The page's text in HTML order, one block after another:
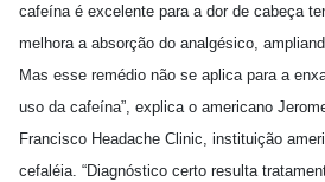
cafeína é excelente para a dor de cabeça
melhora a absorção do analgésico,
Mas esse remédio não se aplica para a
uso da cafeína”, explica o americano
Francisco Headache Clinic, instituição
cefaléia. “Diagnóstico certo resulta